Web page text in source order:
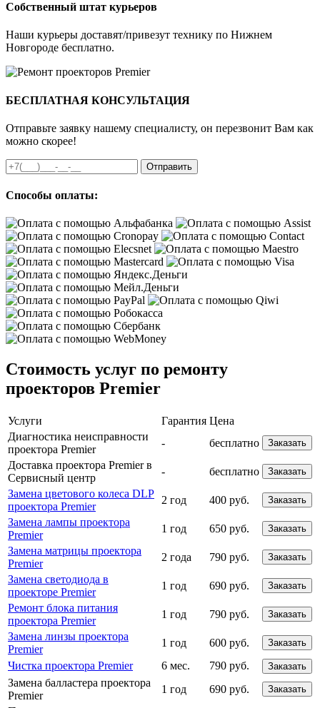
Собственный штат курьеров
Наши курьеры доставят/привезут технику по Нижнем
Новгороде бесплатно.
БЕСПЛАТНАЯ КОНСУЛЬТАЦИЯ
Отправьте заявку нашему специалисту, он перезвонит Вам как
можно скорее!
Отправить
Способы оплаты:
Стоимость услуг по ремонту
проекторов Premier
Услуги Гарантия Цена
Диагностика неисправности
проектора Premier
- бесплатно Заказать
Доставка проектора Premier в
Сервисный центр
- бесплатно Заказать
Замена цветового колеса DLP
проектора Premier
2 год 400 руб. Заказать
Замена лампы проектора
Premier
1 год 650 руб. Заказать
Замена матрицы проектора
Premier
2 года 790 руб. Заказать
Замена светодиода в
проекторе Premier
1 год 690 руб. Заказать
Ремонт блока питания
проектора Premier
1 год 790 руб. Заказать
Замена линзы проектора
Premier
1 год 600 руб. Заказать
Чистка проектора Premier 6 мес. 790 руб. Заказать
Замена балластера проектора
Premier
1 год 690 руб. Заказать